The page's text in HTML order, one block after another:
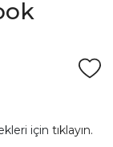
için tıklayın.